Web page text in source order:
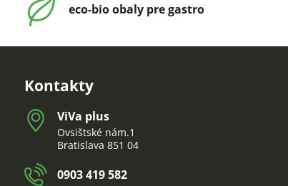
eco-bio obaly pre gastro
Kontakty
ViVa plus
Ovsištské nám.1
Bratislava 851 04
0903 419 582